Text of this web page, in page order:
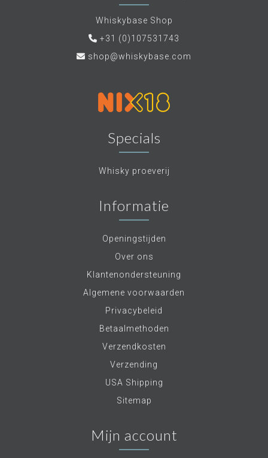
Whiskybase Shop
+31 (0)107531743
shop@whiskybase.com
Specials
Whisky proeverij
Informatie
Openingstijden
Over ons
Klantenondersteuning
Algemene voorwaarden
Privacybeleid
Betaalmethoden
Verzendkosten
Verzending
USA Shipping
Sitemap
Mijn account